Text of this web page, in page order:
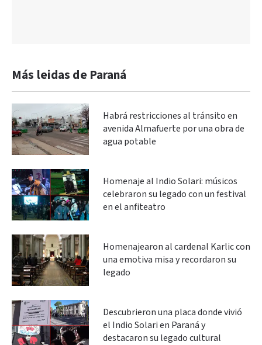
Más leidas de Paraná
Habrá restricciones al tránsito en
avenida Almafuerte por una obra de
agua potable
Homenaje al Indio Solari: músicos
celebraron su legado con un festival
en el anfiteatro
Homenajearon al cardenal Karlic con
una emotiva misa y recordaron su
legado
Descubrieron una placa donde vivió
el Indio Solari en Paraná y
destacaron su legado cultural